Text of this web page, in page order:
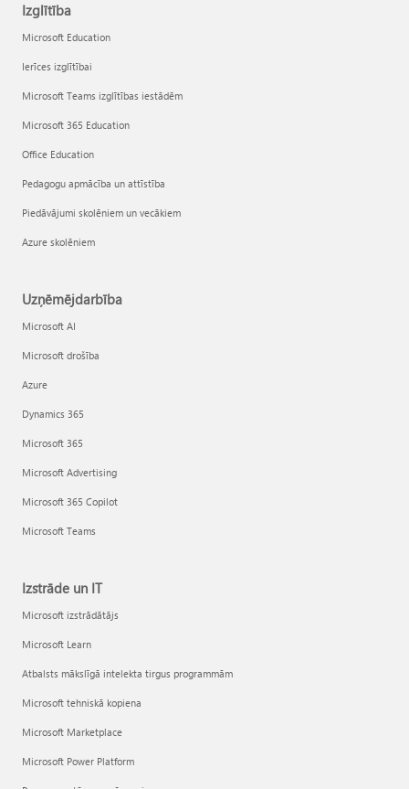
Izglītība
Microsoft Education
Ierīces izglītībai
Microsoft Teams izglītības iestādēm
Microsoft 365 Education
Office Education
Pedagogu apmācība un attīstība
Piedāvājumi skolēniem un vecākiem
Azure skolēniem
Uzņēmējdarbība
Microsoft AI
Microsoft drošība
Azure
Dynamics 365
Microsoft 365
Microsoft Advertising
Microsoft 365 Copilot
Microsoft Teams
Izstrāde un IT
Microsoft izstrādātājs
Microsoft Learn
Atbalsts mākslīgā intelekta tirgus programmām
Microsoft tehniskā kopiena
Microsoft Marketplace
Microsoft Power Platform